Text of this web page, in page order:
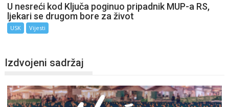
U nesreći kod Ključa poginuo pripadnik MUP-a RS,
ljekari se drugom bore za život
USK Vijesti
Izdvojeni sadržaj